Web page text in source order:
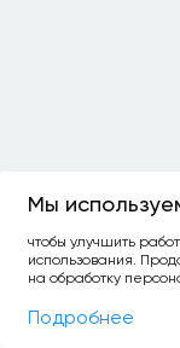
Фильтры
Мы
чтобы улучшить
использования.
на обработку
Подробнее
ОСТАЛОСЬ:
уточнить фильтр